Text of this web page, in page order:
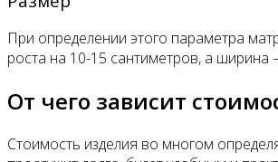
При определении этого параметра
роста на 10-15 сантиметров, а ширина
От чего зависит
Стоимость изделия во многом